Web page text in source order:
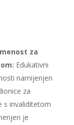
za
Edukativni
namijenjen
za
s invaliditetom
je